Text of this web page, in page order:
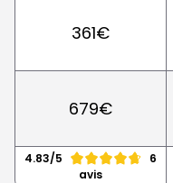
361€
679€
4.83/5
6
avis